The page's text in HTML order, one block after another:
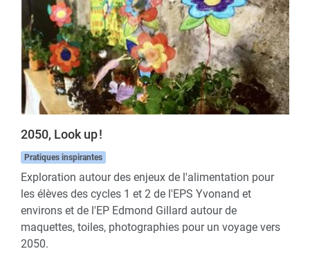
2050, Look up !
Pratiques inspirantes
Exploration autour des enjeux de l'alimentation pour
les élèves des cycles 1 et 2 de l'EPS Yvonand et
environs et de l'EP Edmond Gillard autour de
maquettes, toiles, photographies pour un voyage vers
2050.